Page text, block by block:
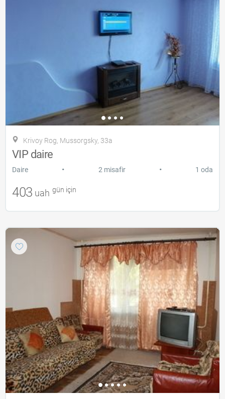
Krivoy Rog, Mussorgsky, 33a
VIP daire
Daire • 2 misafir • 1 oda
403 uah gün için